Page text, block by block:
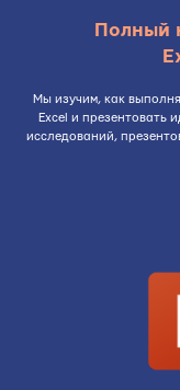
Полный
Мы изучим, как
Excel и презентовать
исследований,